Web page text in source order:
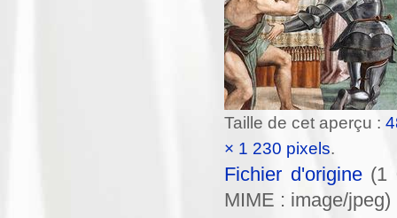
Taille de cet aperçu :
× 1 230 pixels.
Fichier d'origine‎ (1
MIME : image/jpeg)